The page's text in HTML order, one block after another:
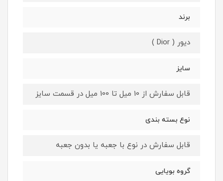
برند
دیور ( Dior )
سایز
قابل سفارش از 10 میل تا 100 میل در قسمت سایز
نوع بسته بندی
قابل سفارش در نوع با جعبه یا بدون جعبه
گروه بویایی